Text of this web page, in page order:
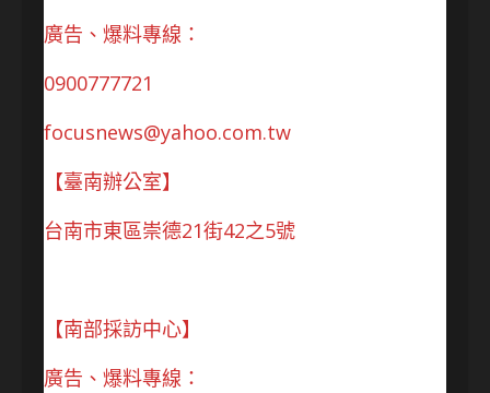
廣告、爆料專線：
0900777721
focusnews@yahoo.com.tw
【臺南辦公室】
台南市東區崇德21街42之5號
【南部採訪中心】
廣告、爆料專線：